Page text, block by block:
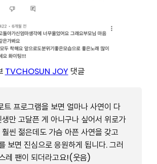
TVCHOSUN JOY 댓글
트 프로그램을 보면 얼마나 사연이 다
만 고달픈 게 아니구나 싶어서 위로가
씬 젊은데도 가슴 아픈 사연을 갖고
보면 진심으로 응원하게 됩니다. 그러
레 팬이 되더라고요!(웃음)